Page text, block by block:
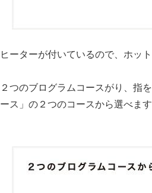
ヒーターが付いているので、ホッ
２つのブログラムコースがり、指
ース」の２つのコースから選べます